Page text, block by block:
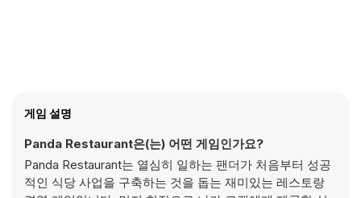
게임 설명
Panda Restaurant은(는) 어떤 게임인가요?
Panda Restaurant는 열심히 일하는 팬더가 처음부터 성공
적인 식당 사업을 구축하는 것을 돕는 재미있는 레스토랑